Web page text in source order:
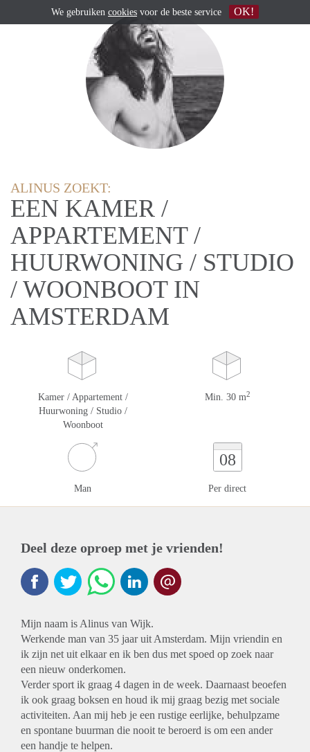
ALINUS ZOEKT:
EEN KAMER /
APPARTEMENT /
HUURWONING / STUDIO
/ WOONBOOT IN
AMSTERDAM
Kamer / Appartement /
Huurwoning / Studio /
Woonboot
Min. 30 m2
Man
08
Per direct
Deel deze oproep met je vrienden!
Mijn naam is Alinus van Wijk.
Werkende man van 35 jaar uit Amsterdam. Mijn vriendin en
ik zijn net uit elkaar en ik ben dus met spoed op zoek naar
een nieuw onderkomen.
Verder sport ik graag 4 dagen in de week. Daarnaast beoefen
ik ook graag boksen en houd ik mij graag bezig met sociale
activiteiten. Aan mij heb je een rustige eerlijke, behulpzame
en spontane buurman die nooit te beroerd is om een ander
een handje te helpen.
We gebruiken cookies voor de beste service OK!